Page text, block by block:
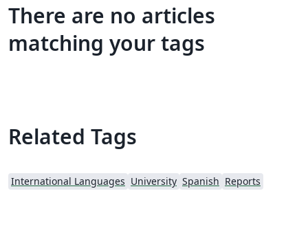
There are no articles
matching your tags
Related Tags
International Languages University Spanish Reports